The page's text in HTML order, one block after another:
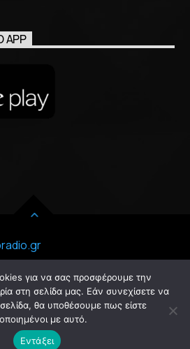
APP
Chat
για να σας προσφέρουμε την
στη σελίδα μας. Εάν συνεχίσετε να
σελίδα, θα υποθέσουμε πως είστε
με αυτό.
Εντάξει